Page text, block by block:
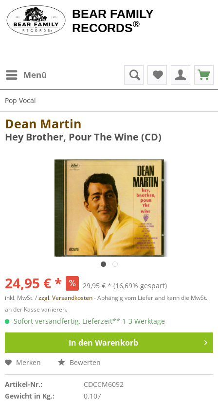
BEAR FAMILY
RECORDS®
Menü
Pop Vocal
Dean Martin
Hey Brother, Pour The Wine (CD)
24,95 € * 29,95 € * (16,69% gespart)
inkl. MwSt. /zzgl. Versandkosten- Abhängig vom Lieferland kann die MwSt.
an der Kasse variieren.
Sofort versandfertig, Lieferzeit** 1-3 Werktage
In den Warenkorb
Merken Bewerten
Artikel-Nr.:
CDCCM6092
Gewicht in Kg.:
0.107